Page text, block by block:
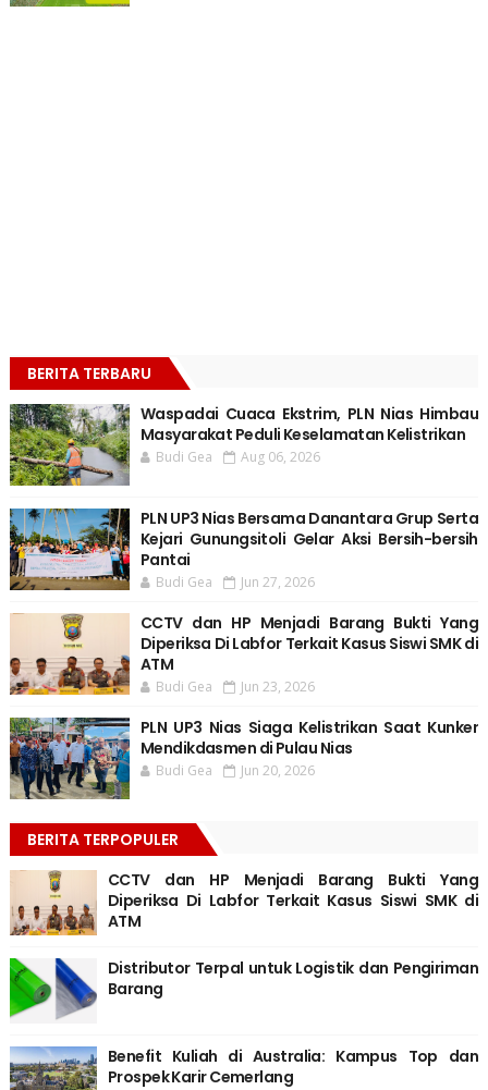
BERITA TERBARU
Waspadai Cuaca Ekstrim, PLN Nias Himbau
Masyarakat Peduli Keselamatan Kelistrikan
Budi Gea Aug 06, 2026
PLN UP3 Nias Bersama Danantara Grup Serta
Kejari Gunungsitoli Gelar Aksi Bersih-bersih
Pantai
Budi Gea Jun 27, 2026
CCTV dan HP Menjadi Barang Bukti Yang
Diperiksa Di Labfor Terkait Kasus Siswi SMK di
ATM
Budi Gea Jun 23, 2026
PLN UP3 Nias Siaga Kelistrikan Saat Kunker
Mendikdasmen di Pulau Nias
Budi Gea Jun 20, 2026
BERITA TERPOPULER
CCTV dan HP Menjadi Barang Bukti Yang
Diperiksa Di Labfor Terkait Kasus Siswi SMK di
ATM
Distributor Terpal untuk Logistik dan Pengiriman
Barang
Benefit Kuliah di Australia: Kampus Top dan
Prospek Karir Cemerlang